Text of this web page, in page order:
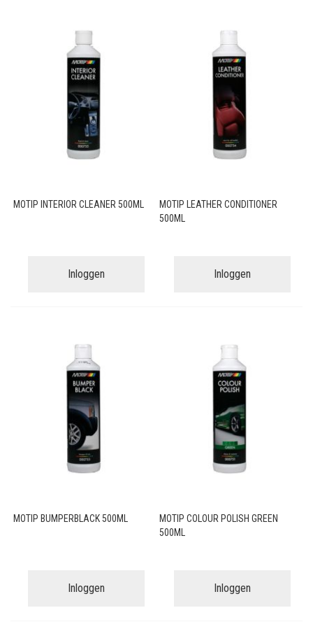
MOTIP INTERIOR CLEANER 500ML
Inloggen
MOTIP LEATHER CONDITIONER
500ML
Inloggen
MOTIP BUMPERBLACK 500ML
Inloggen
MOTIP COLOUR POLISH GREEN
500ML
Inloggen